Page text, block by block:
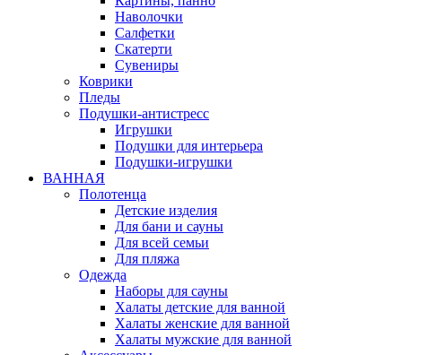
Наволочки
Салфетки
Скатерти
Сувениры
Коврики
Пледы
Подушки-антистресс
Игрушки
Подушки для интерьера
Подушки-игрушки
ВАННАЯ
Полотенца
Детские изделия
Для бани и сауны
Для всей семьи
Для пляжа
Одежда
Наборы для сауны
Халаты детские для ванной
Халаты женские для ванной
Халаты мужские для ванной